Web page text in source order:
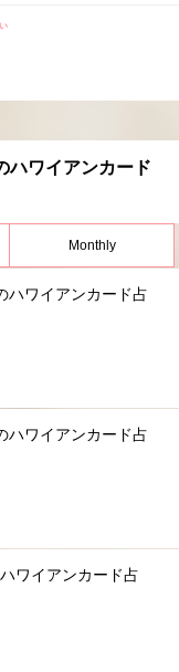
ハワイアンカード
Monthly
ハワイアンカード占
ハワイアンカード占
ワイアンカード占